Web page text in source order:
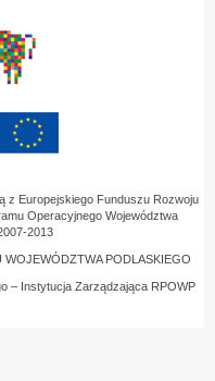
z Europejskiego Funduszu Rozwoju
Operacyjnego Województwa
2013
PODLASKIEGO
– Instytucja Zarządzająca RPOWP